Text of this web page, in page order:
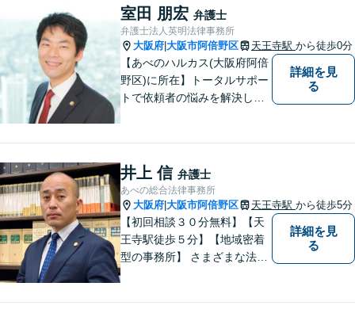
幅広い法律サービスを提供い
たします。お気軽にご相談く
ださい。
室田 朋宏 弁護士
弁護士法人英明法律事務所
大阪府 大阪市阿倍野区 天王寺駅 から徒歩0分
【あべのハルカス(大阪府阿倍
野区)に所在】トータルサポー
トで依頼者の悩みを解決しま
詳細を見
る
井上 信 弁護士
あべの総合法律事務所
大阪府 大阪市阿倍野区 天王寺駅 から徒歩5分
【初回相談３０分無料】【天
王寺駅徒歩５分】【地域密着
型の事務所】 さまざまな法律
詳細を見
る